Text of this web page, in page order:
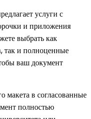
услуги с
и приложения
выбрать как
так и полноценные
ваш документ
макета в согласованные
полностью